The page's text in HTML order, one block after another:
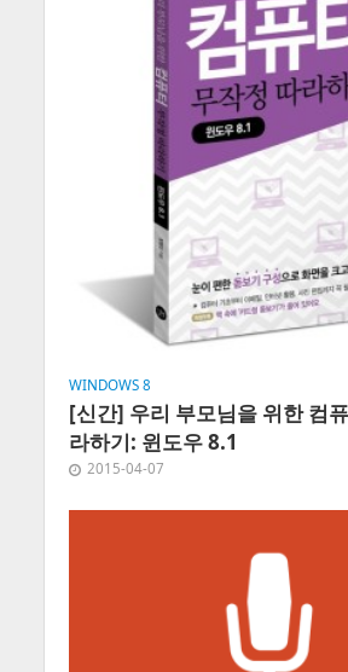
WINDOWS 8
[신간] 우리 부모님을 위한 컴
라하기: 윈도우 8.1
2015-04-07